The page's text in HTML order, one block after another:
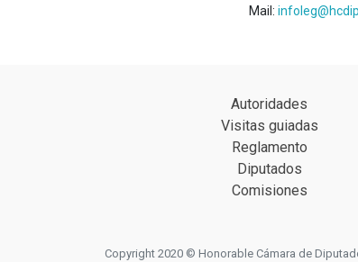
Mail:
Autoridades
Visitas guiadas
Reglamento
Diputados
Comisiones
Copyright 2020 © Honorable Cámara de